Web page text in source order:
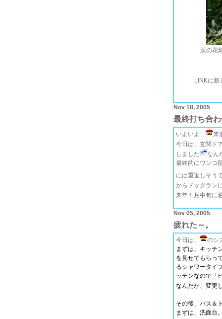
菜の花
LINKに新
Nov 18, 2005
最終打ち合
いよいよ、
来
今日は、玄関ド
しました
なん
最終的にワンコ
には重宝しそう
からドッグラン
来年１月中旬に
Nov 05, 2005
疲れた～。
今日は、
のシ
まずは、キッチ
を見せてもらっ
るシャワータイ
ッチンなので「
なんだか、変更
その後、バス＆
まずは、洗面台